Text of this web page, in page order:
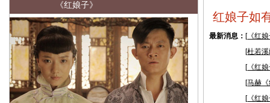
《红娘子》
红娘子如
最新消息： [《红
[杜若
[《红
[马赫
[《红